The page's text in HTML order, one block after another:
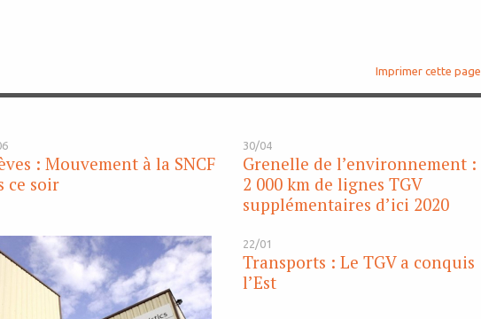
Imprimer cette page
: Mouvement à la SNCF
ce soir
30/04
Grenelle de l’environnement :
2 000 km de lignes TGV
supplémentaires d’ici 2020
22/01
Transports : Le TGV a conquis
l’Est